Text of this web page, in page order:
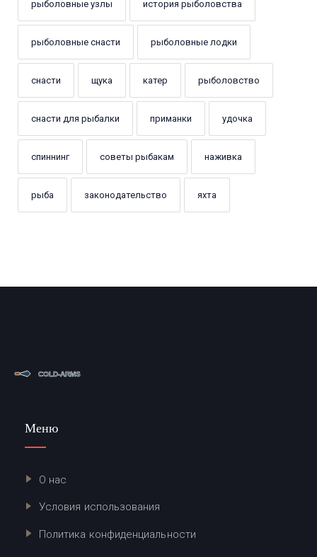
рыболовные узлы история рыболовства
рыболовные снасти рыболовные лодки
снасти щука катер рыболовство
снасти для рыбалки приманки удочка
спиннинг советы рыбакам наживка
рыба законодательство яхта
Меню
О нас
Условия использования
Политика конфиденциальности